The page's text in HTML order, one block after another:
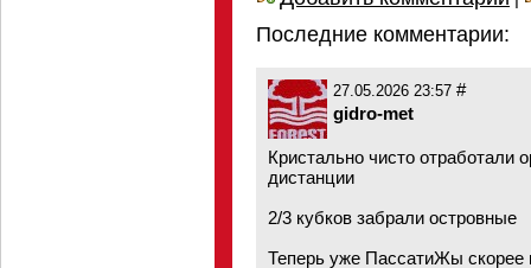
Последние комментарии:
27.05.2026 23:57 #
gidro-met
Кристально чисто отработали
дистанции
2/3 кубков забрали островные
Теперь уже ПассатиЖы скорее